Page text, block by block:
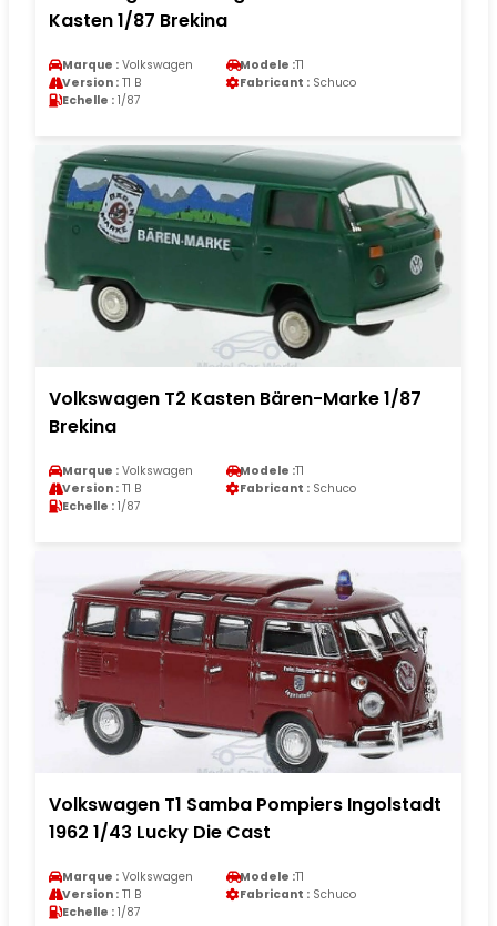
Kasten 1/87 Brekina
Marque : Volkswagen Modele :T1
Version : T1 B Fabricant : Schuco
Echelle : 1/87
Volkswagen T2 Kasten Bären-Marke 1/87
Brekina
Marque : Volkswagen Modele :T1
Version : T1 B Fabricant : Schuco
Echelle : 1/87
Volkswagen T1 Samba Pompiers Ingolstadt
1962 1/43 Lucky Die Cast
Marque : Volkswagen Modele :T1
Version : T1 B Fabricant : Schuco
Echelle : 1/87